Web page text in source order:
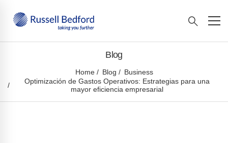
Blog
Home Blog
Business
Optimización de Gastos Operativos: Estrategias para una
mayor eficiencia empresarial